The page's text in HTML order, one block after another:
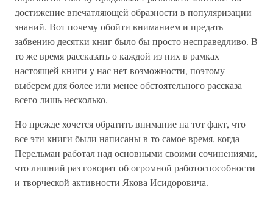
достижение впечатляющей образности в популяризации
знаний. Вот почему обойти вниманием и предать
забвению десятки книг было бы просто несправедливо. В
то же время рассказать о каждой из них в рамках
настоящей книги у нас нет возможности, поэтому
выберем для более или менее обстоятельного рассказа
всего лишь несколько.
Но прежде хочется обратить внимание на тот факт, что
все эти книги были написаны в то самое время, когда
Перельман работал над основными своими сочинениями,
что лишний раз говорит об огромной работоспособности
и творческой активности Якова Исидоровича.